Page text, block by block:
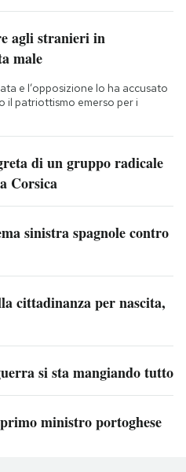
agli stranieri in
male
e l’opposizione lo ha accusato
il patriottismo emerso per i
di un gruppo radicale
Corsica
sinistra spagnole contro
cittadinanza per nascita,
si sta mangiando tutto
ministro portoghese